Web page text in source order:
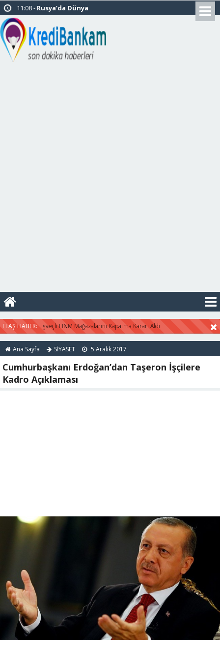
11:08 - Rusya’da Dünya
Kupası için Oteller Bitcoin de
Kabul Edecek
14:09 -Mattis: PKK’nın
Çizildi
16:47 -Konut kredi faizleri
2019 yılında düşmeye başladı
FLAŞ HABER: İşveçli H&M Mağazalarını Kapatma Kararı Aldı
Ana Sayfa SİYASET 5 Aralık 2017
Cumhurbaşkanı Erdoğan’dan Taşeron İşçilere
Kadro Açıklaması